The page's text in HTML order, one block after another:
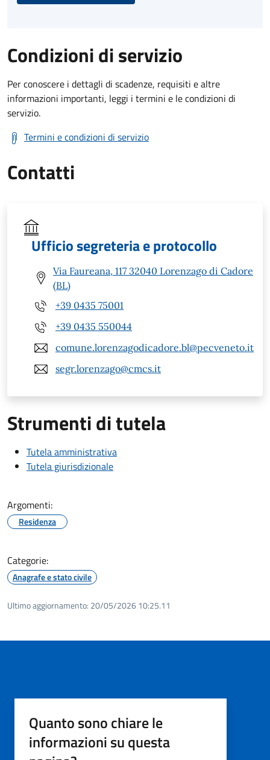
Condizioni di servizio
Per conoscere i dettagli di scadenze, requisiti e altre
informazioni importanti, leggi i termini e le condizioni di
servizio.
Termini e condizioni di servizio
Contatti
Ufficio segreteria e protocollo
Via Faureana, 117 32040 Lorenzago di Cadore
(BL)
+39 0435 75001
+39 0435 550044
comune.lorenzagodicadore.bl@pecveneto.it
segr.lorenzago@cmcs.it
Strumenti di tutela
Tutela amministrativa
Tutela giurisdizionale
Argomenti:
Residenza
Categorie:
Anagrafe e stato civile
Ultimo aggiornamento: 20/05/2026 10:25.11
Quanto sono chiare le
informazioni su questa